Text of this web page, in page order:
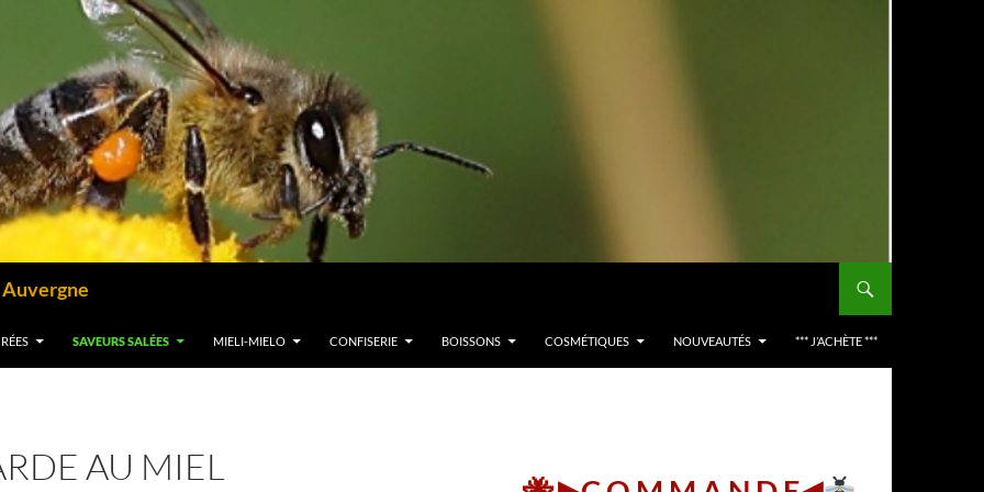
Auvergne
SAVEURS SALÉES MIELI-MIELO CONFISERIE BOISSONS COSMÉTIQUES NOUVEAUTÉS *** J’ACHÈTE ***
AU MIEL